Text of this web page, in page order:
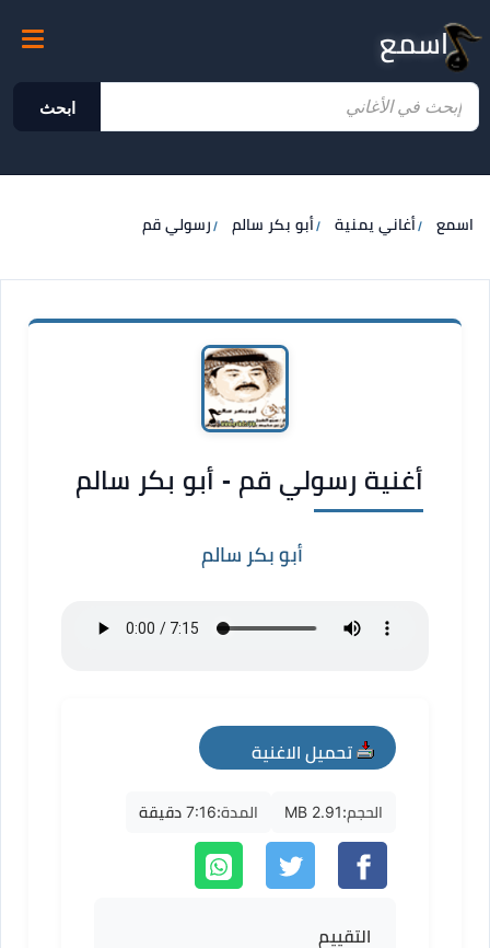
اسمع
ابحث
اسمع أغاني يمنية أبو بكر سالم رسولي قم
أغنية رسولي قم - أبو بكر سالم
أبو بكر سالم
تحميل الاغنية
mp3
الحجم:2.91 MB المدة:7:16 دقيقة
التقييم